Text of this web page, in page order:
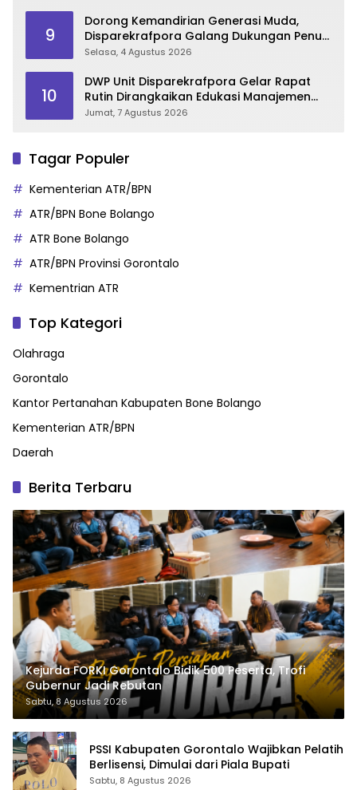
9
Dorong Kemandirian Generasi Muda,
Disparekrafpora Galang Dukungan Penuh
Para Aleg Deprov
Selasa, 4 Agustus 2026
10
DWP Unit Disparekrafpora Gelar Rapat
Rutin Dirangkaikan Edukasi Manajemen
Stres
Jumat, 7 Agustus 2026
Tagar Populer
Kementerian ATR/BPN
ATR/BPN Bone Bolango
ATR Bone Bolango
ATR/BPN Provinsi Gorontalo
Kementrian ATR
Top Kategori
Olahraga
Gorontalo
Kantor Pertanahan Kabupaten Bone Bolango
Kementerian ATR/BPN
Daerah
Berita Terbaru
Kejurda FORKI Gorontalo Bidik 500 Peserta, Trofi
Gubernur Jadi Rebutan
Sabtu, 8 Agustus 2026
PSSI Kabupaten Gorontalo Wajibkan Pelatih
Berlisensi, Dimulai dari Piala Bupati
Sabtu, 8 Agustus 2026